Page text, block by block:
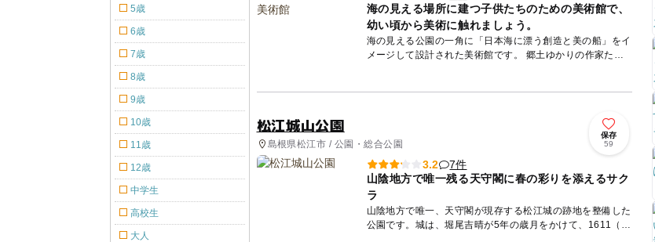
海の見える場所に建つ子供たちのための美術館で、
幼い頃から美術に触れましょう。
海の見える公園の一角に「日本海に漂う創造と美の船」をイ
メージして設計された美術館です。 郷土ゆかりの作家たち
松江城山公園
島根県松江市 / 公園・総合公園
保存
59
3.2
7件
山陰地方で唯一残る天守閣に春の彩りを添えるサク
ラ
山陰地方で唯一、天守閣が現存する松江城の跡地を整備した
公園です。城は、堀尾吉晴が5年の歳月をかけて、1611（慶
5歳
6歳
7歳
8歳
9歳
10歳
11歳
12歳
中学生
高校生
大人